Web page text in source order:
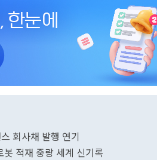
회사채 발행 연기
적재 중량 세계 신기록